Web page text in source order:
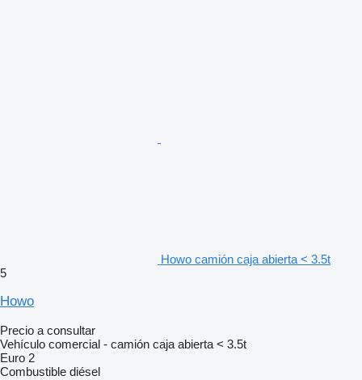
Howo camión caja abierta < 3.5t
5
Howo
Precio a consultar
Vehículo comercial - camión caja abierta < 3.5t
Euro 2
Combustible diésel